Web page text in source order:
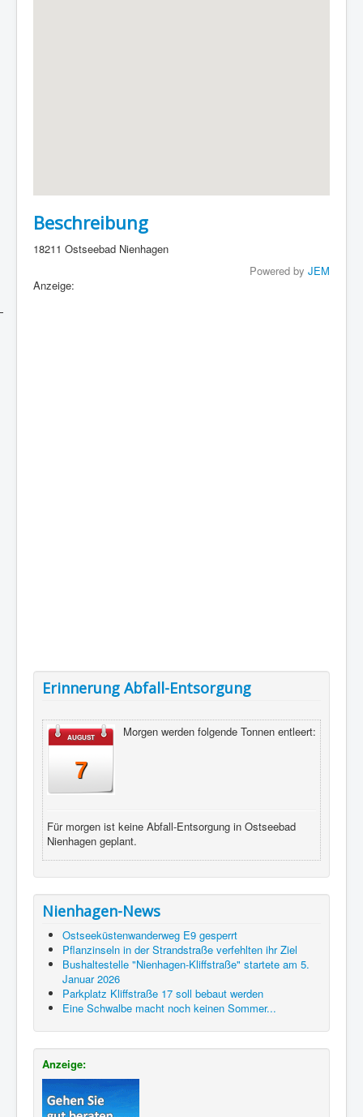
Beschreibung
18211 Ostseebad Nienhagen
Powered by JEM
Anzeige:
Erinnerung Abfall-Entsorgung
AUGUST
7
Morgen werden folgende Tonnen entleert:
Für morgen ist keine Abfall-Entsorgung in Ostseebad
Nienhagen geplant.
Nienhagen-News
Ostseeküstenwanderweg E9 gesperrt
Pflanzinseln in der Strandstraße verfehlten ihr Ziel
Bushaltestelle "Nienhagen-Kliffstraße" startete am 5.
Januar 2026
Parkplatz Kliffstraße 17 soll bebaut werden
Eine Schwalbe macht noch keinen Sommer...
Anzeige: